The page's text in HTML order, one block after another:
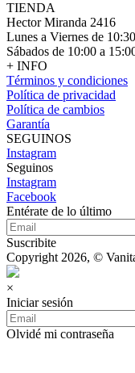
TIENDA
Hector Miranda 2416
Lunes a Viernes de
Sábados de 10:00 a
+ INFO
Términos y condiciones
Política de privacidad
Política de cambios
Garantía
SEGUINOS
Instagram
Seguinos
Instagram
Facebook
Entérate de lo último
Suscribite
Copyright 2026, ©
×
Iniciar sesión
Olvidé mi contraseña